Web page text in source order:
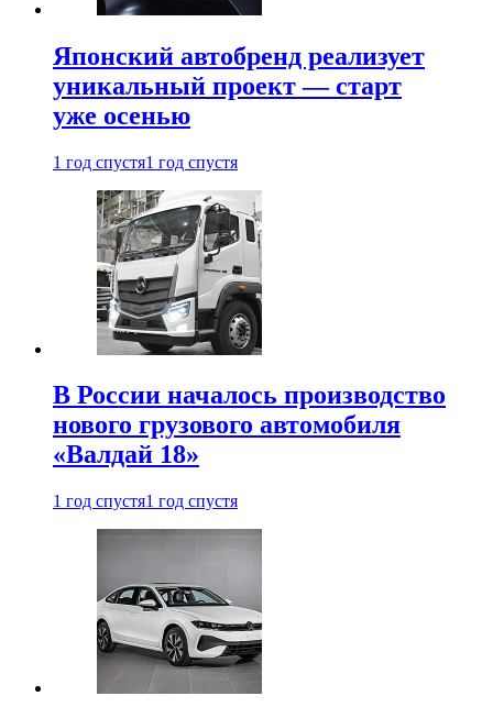
Японский автобренд реализует
уникальный проект — старт
уже осенью
1 год спустя1 год спустя
В России началось производство
нового грузового автомобиля
«Валдай 18»
1 год спустя1 год спустя